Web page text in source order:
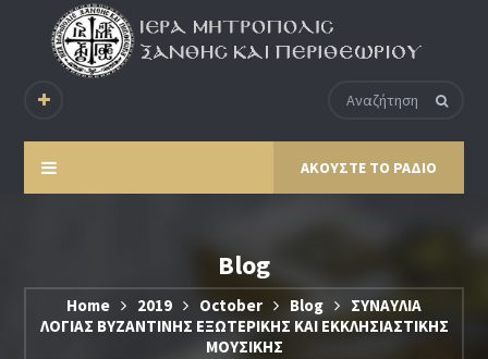
ΑΚΟΥΣΤΕ ΤΟ ΡΑΔΙΟ
Blog
Home 2019 October Blog
ΣΥΝΑΥΛΙΑ
ΛΟΓΙΑΣ ΒΥΖΑΝΤΙΝΗΣ ΕΞΩΤΕΡΙΚΗΣ ΚΑΙ ΕΚΚΛΗΣΙΑΣΤΙΚΗΣ
ΜΟΥΣΙΚΗΣ